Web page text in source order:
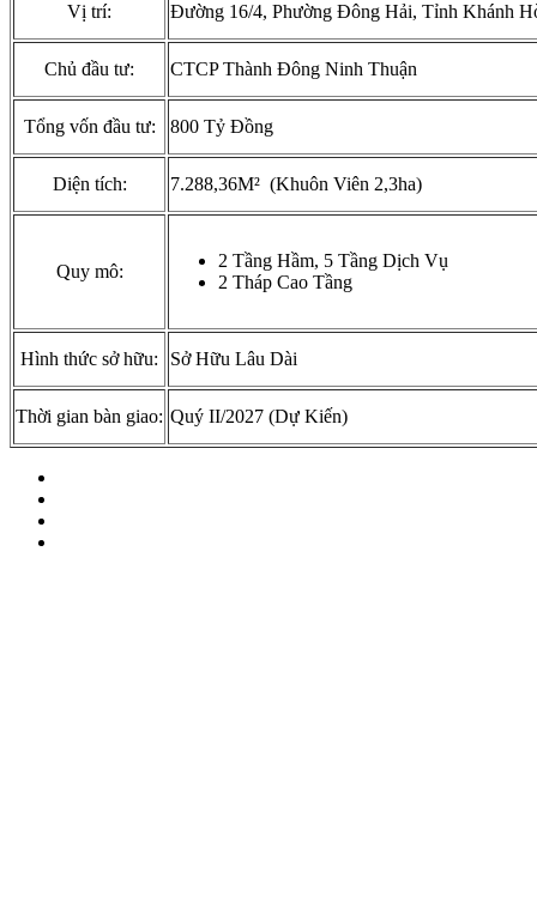
Vị trí: Đường 16/4, Phường Đông Hải, Tỉnh Khánh
Chủ đầu tư: CTCP Thành Đông Ninh Thuận
Tổng vốn đầu tư: 800 Tỷ Đồng
Diện tích: 7.288,36M² (Khuôn Viên 2,3ha)
Quy mô:
2 Tầng Hầm, 5 Tầng Dịch Vụ
2 Tháp Cao Tầng
Hình thức sở hữu: Sở Hữu Lâu Dài
Thời gian bàn giao: Quý II/2027 (Dự Kiến)